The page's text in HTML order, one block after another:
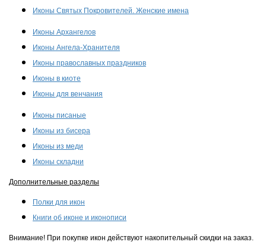
Иконы Святых Покровителей. Женские имена
Иконы Архангелов
Иконы Ангела-Хранителя
Иконы православных праздников
Иконы в киоте
Иконы для венчания
Иконы писаные
Иконы из бисера
Иконы из меди
Иконы складни
Дополнительные разделы
Полки для икон
Книги об иконе и иконописи
Внимание! При покупке икон действуют накопительный скидки на заказ.